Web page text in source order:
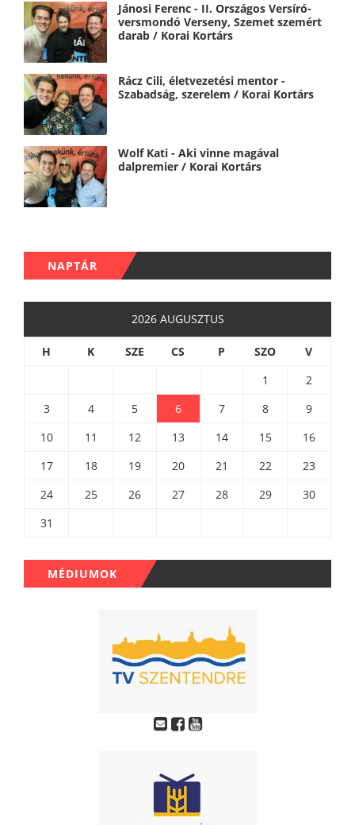
Jánosi Ferenc - II. Országos Versíró-
versmondó Verseny, Szemet szemért
darab / Korai Kortárs
Rácz Cili, életvezetési mentor -
Szabadság, szerelem / Korai Kortárs
Wolf Kati - Aki vinne magával
dalpremier / Korai Kortárs
NAPTÁR
2026 AUGUSZTUS
H K SZE CS P SZO
V
1
2
3
4 5 6 7 8
9
10
11 12 13 14 15
16
17
18 19 20 21 22
23
24
25 26 27 28 29
30
31
MÉDIUMOK